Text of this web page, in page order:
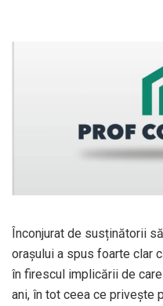
Înconjurat de susținătorii
orașului a spus foarte clar
în firescul implicării de
ani, în tot ceea ce privește